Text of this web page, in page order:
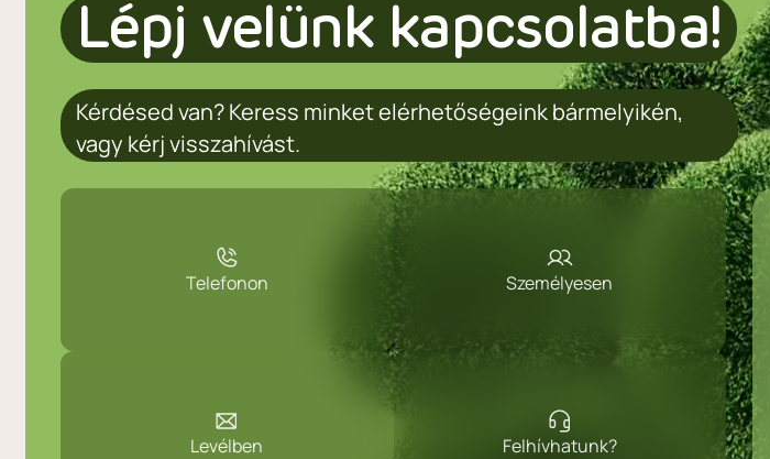
Lépj velünk kapcsolatba!
Kérdésed van? Keress minket elérhetőségeink bármelyikén,
vagy kérj visszahívást.
Telefonon Személyesen
Levélben Felhívhatunk?